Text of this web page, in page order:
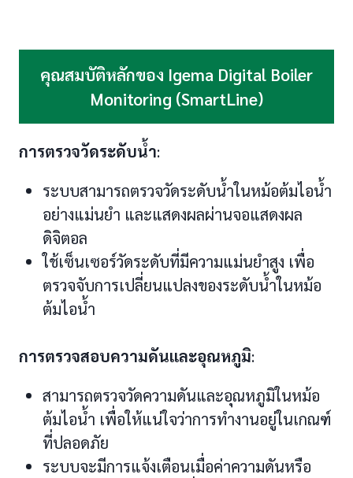
คุณสมบัติหลักของ Igema Digital Boiler
Monitoring (SmartLine)
การตรวจวัดระดับน้ำ:
ระบบสามารถตรวจวัดระดับน้ำในหม้อต้มไอน้ำ
อย่างแม่นยำ และแสดงผลผ่านจอแสดงผล
ดิจิตอล
ใช้เซ็นเซอร์วัดระดับที่มีความแม่นยำสูง เพื่อ
ตรวจจับการเปลี่ยนแปลงของระดับน้ำในหม้อ
ต้มไอน้ำ
การตรวจสอบความดันและอุณหภูมิ:
สามารถตรวจวัดความดันและอุณหภูมิในหม้อ
ต้มไอน้ำ เพื่อให้แน่ใจว่าการทำงานอยู่ในเกณฑ์
ที่ปลอดภัย
ระบบจะมีการแจ้งเตือนเมื่อค่าความดันหรือ